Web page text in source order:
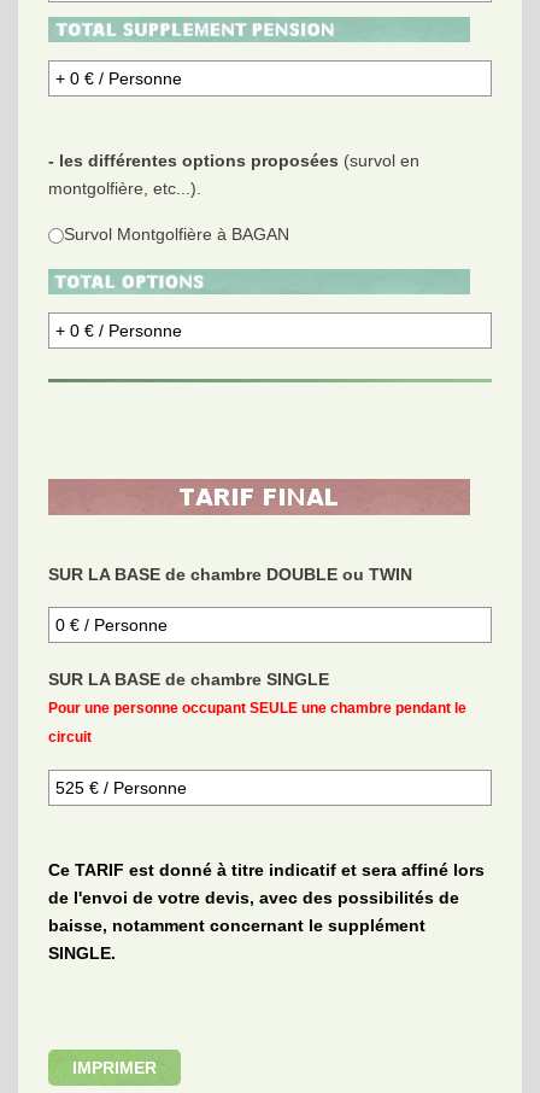
- les différentes options proposées (survol en
montgolfière, etc...).
Survol Montgolfière à BAGAN
SUR LA BASE de chambre DOUBLE ou TWIN
SUR LA BASE de chambre SINGLE
Pour une personne occupant SEULE une chambre pendant le
circuit
Ce TARIF est donné à titre indicatif et sera affiné lors
de l'envoi de votre devis, avec des possibilités de
baisse, notamment concernant le supplément
SINGLE.